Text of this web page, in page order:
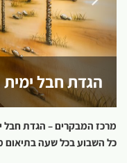
הגדת חבל ימית
מרכז המבקרים – הגדת חבל
כל השבוע בכל שעה בתיאום